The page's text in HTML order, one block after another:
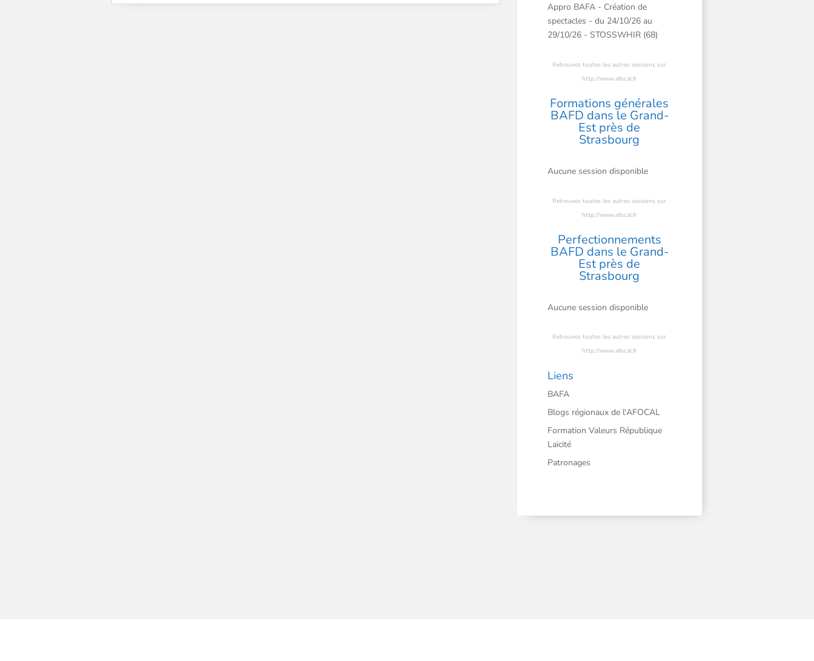
Appro BAFA - Création de
spectacles - du 24/10/26 au
29/10/26 - STOSSWHIR (68)
Retrouvez toutes les autres sessions sur
http://www.afocal.fr
Formations générales
BAFD dans le Grand-
Est près de
Strasbourg
Aucune session disponible
Retrouvez toutes les autres sessions sur
http://www.afocal.fr
Perfectionnements
BAFD dans le Grand-
Est près de
Strasbourg
Aucune session disponible
Retrouvez toutes les autres sessions sur
http://www.afocal.fr
Liens
BAFA
Blogs régionaux de l'AFOCAL
Formation Valeurs République
Laïcité
Patronages